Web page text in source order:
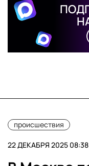
происшествия
22 ДЕКАБРЯ 2025 08:38